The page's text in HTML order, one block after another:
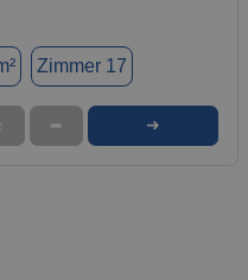
Zimmer 17
➦ ➜